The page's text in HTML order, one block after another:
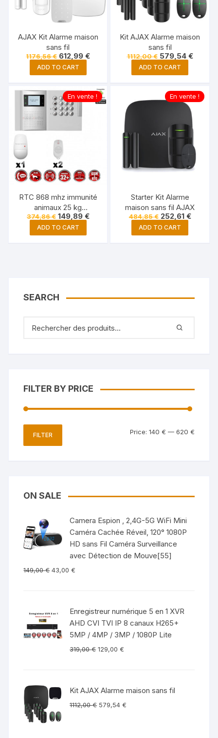
AJAX Kit Alarme maison
sans fil
1176,56€ 612,99€
ADD TO CART
Kit AJAX Alarme maison
sans fil
1112,00€ 579,54 €
ADD TO CART
En vente !
RTC 868 mhz immunité
animaux 25 kg
MFprotect + Système
d’alarme PRO sans fil
GSM
374,86€ 149,89 €
ADD TO CART
En vente !
Starter Kit Alarme
maison sans fil AJAX
484,85€ 252,61 €
ADD TO CART
SEARCH
FILTER BY PRICE
FILTER Price: 140 € — 620 €
ON SALE
Camera Espion , 2,4G-5G WiFi Mini
Caméra Cachée Réveil, 120° 1080P
HD sans Fil Caméra Surveillance
avec Détection de Mouve[55]
149,00€ 43,00€
Enregistreur numérique 5 en 1 XVR
AHD CVI TVI IP 8 canaux H265+
5MP / 4MP / 3MP / 1080P Lite
319,00€ 129,00€
Kit AJAX Alarme maison sans fil
1112,00€ 579,54€